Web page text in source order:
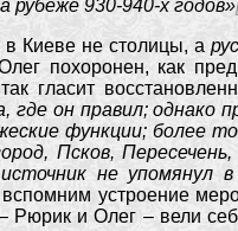
рубеже 930-940-х годов»
в Киеве не столицы, а
похоронен, как
так гласит
он правил; однако
функции; более
Псков,
не упомянул
устроение
и Олег – вели